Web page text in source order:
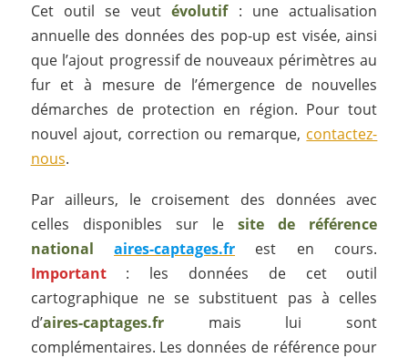
Cet outil se veutévolutif : une actualisation
annuelle des données des pop-up est visée, ainsi
que l’ajout progressif de nouveaux périmètres au
fur et à mesure de l’émergence de nouvelles
démarches de protection en région. Pour tout
nouvel ajout, correction ou remarque, contactez-
nous.
Par ailleurs, le croisement des données avec
celles disponibles sur le site de référence
nationalaires-captages.fr est en cours.
Important
: les données de cet outil
cartographique ne se substituent pas à celles
d’aires-captages.frmais lui sont
complémentaires. Les données de référence pour